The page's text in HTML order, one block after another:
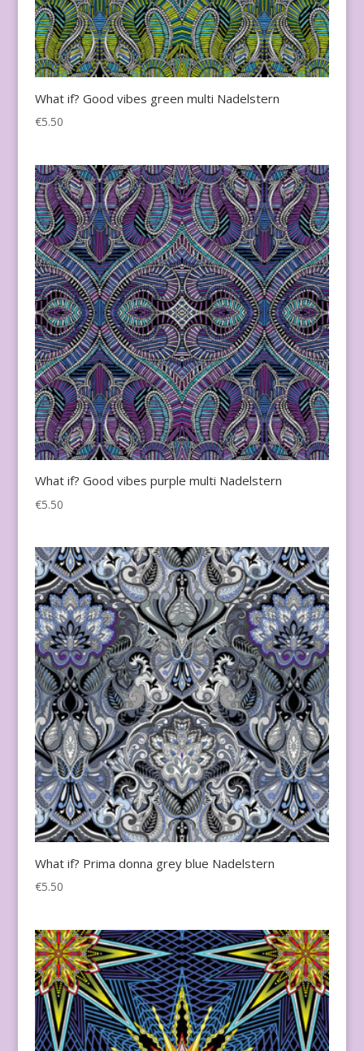
What if? Good vibes green multi Nadelstern
€5.50
What if? Good vibes purple multi Nadelstern
€5.50
What if? Prima donna grey blue Nadelstern
€5.50